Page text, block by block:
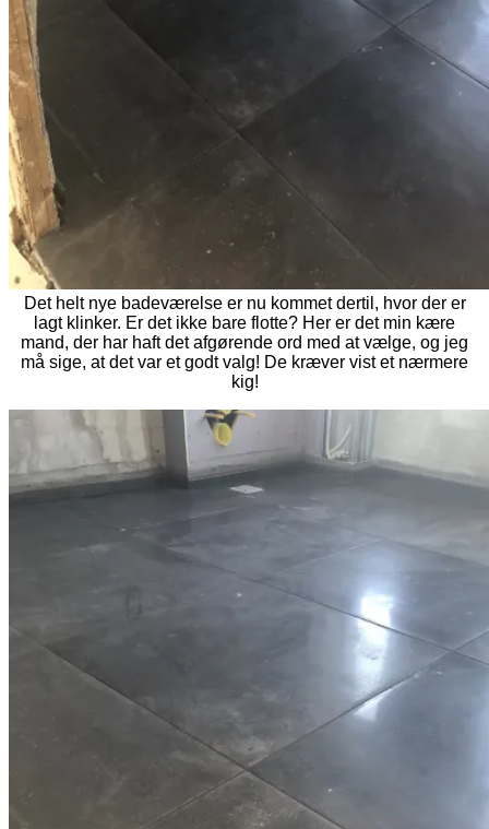
Det helt nye badeværelse er nu kommet dertil, hvor der er
lagt klinker. Er det ikke bare flotte? Her er det min kære
mand, der har haft det afgørende ord med at vælge, og jeg
må sige, at det var et godt valg! De kræver vist et nærmere
kig!